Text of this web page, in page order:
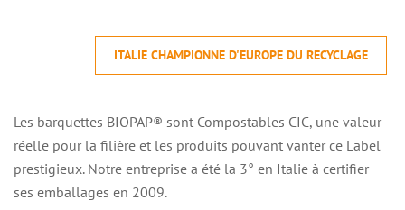
ITALIE CHAMPIONNE D'EUROPE DU RECYCLAGE
Les barquettes BIOPAP® sont Compostables CIC, une valeur
réelle pour la filière et les produits pouvant vanter ce Label
prestigieux. Notre entreprise a été la 3° en Italie à certifier
ses emballages en 2009.